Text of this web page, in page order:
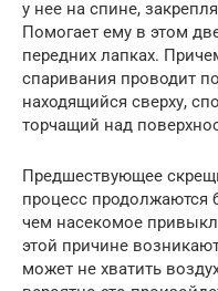
у нее на спине,
Помогает ему в этом
передних лапках.
спаривания проводит
находящийся сверху,
торчащий над
Предшествующее
процесс продолжаются
чем насекомое
этой причине
может не хватить